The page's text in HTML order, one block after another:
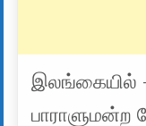
இலங்கையில்
பாராளுமன்ற